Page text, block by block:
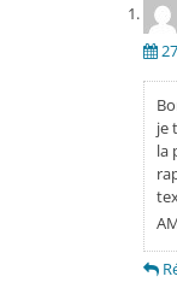
je
la